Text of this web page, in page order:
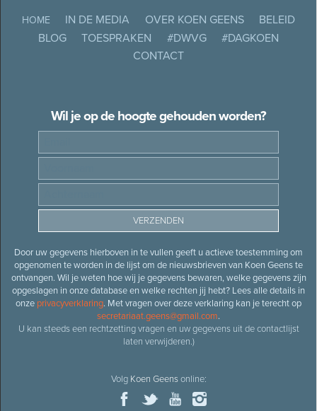
HOME IN DE MEDIA OVER KOEN GEENS
BELEID
BLOG
TOESPRAKEN #DWVG
#DAGKOEN
CONTACT
Wil je op de hoogte gehouden worden?
Door uw gegevens hierboven in te vullen geeft u actieve toestemming om
opgenomen te worden in de lijst om de nieuwsbrieven van Koen Geens te
ontvangen. Wil je weten hoe wij je gegevens bewaren, welke gegevens zijn
opgeslagen in onze database en welke rechten jij hebt? Lees alle details in
onze privacyverklaring. Met vragen over deze verklaring kan je terecht op
secretariaat.geens@gmail.com.
U kan steeds een rechtzetting vragen en uw gegevens uit de contactlijst
laten verwijderen.)
Volg Koen Geensonline: